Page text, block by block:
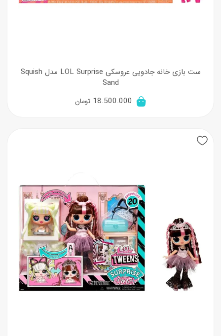
ست بازی خانه جادویی عروسکی LOL Surprise مدل Squish
Sand
18.500.000 تومان